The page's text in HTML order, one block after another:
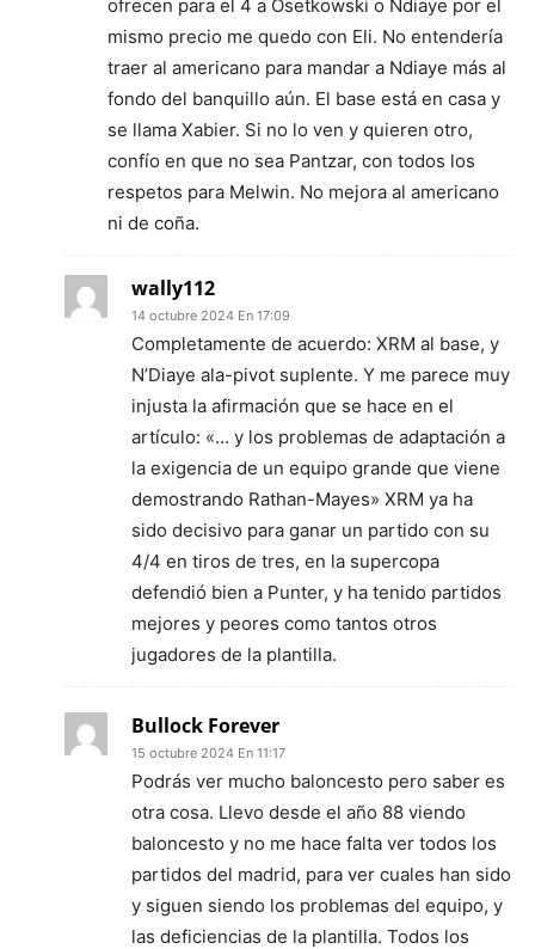
ofrecen para el 4 a Osetkowski o Ndiaye por el
mismo precio me quedo con Eli. No entendería
traer al americano para mandar a Ndiaye más al
fondo del banquillo aún. El base está en casa y
se llama Xabier. Si no lo ven y quieren otro,
confío en que no sea Pantzar, con todos los
respetos para Melwin. No mejora al americano
ni de coña.
wally112
14 octubre 2024 En 17:09
Completamente de acuerdo: XRM al base, y
N’Diaye ala-pivot suplente. Y me parece muy
injusta la afirmación que se hace en el
artículo: «… y los problemas de adaptación a
la exigencia de un equipo grande que viene
demostrando Rathan-Mayes» XRM ya ha
sido decisivo para ganar un partido con su
4/4 en tiros de tres, en la supercopa
defendió bien a Punter, y ha tenido partidos
mejores y peores como tantos otros
jugadores de la plantilla.
Bullock Forever
15 octubre 2024 En 11:17
Podrás ver mucho baloncesto pero saber es
otra cosa. Llevo desde el año 88 viendo
baloncesto y no me hace falta ver todos los
partidos del madrid, para ver cuales han sido
y siguen siendo los problemas del equipo, y
las deficiencias de la plantilla. Todos los